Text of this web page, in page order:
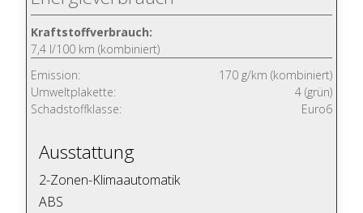
Kraftstoffverbrauch:
7,4 l/100 km (kombiniert)
Emission:
170 g/km (kombiniert)
Umweltplakette:
4 (grün)
Schadstoffklasse:
Euro6
Ausstattung
2-Zonen-Klimaautomatik
ABS